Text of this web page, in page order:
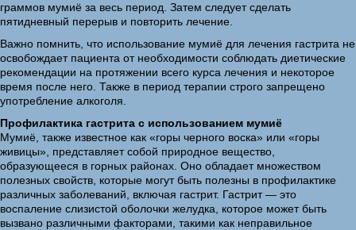
граммов мумиё за весь период. Затем следует сделать
пятидневный перерыв и повторить лечение.
Важно помнить, что использование мумиё для лечения гастрита не
освобождает пациента от необходимости соблюдать диетические
рекомендации на протяжении всего курса лечения и некоторое
время после него. Также в период терапии строго запрещено
употребление алкоголя.
Профилактика гастрита с использованием мумиё
Мумиё, также известное как «горы черного воска» или «горы
живицы», представляет собой природное вещество,
образующееся в горных районах. Оно обладает множеством
полезных свойств, которые могут быть полезны в профилактике
различных заболеваний, включая гастрит. Гастрит — это
воспаление слизистой оболочки желудка, которое может быть
вызвано различными факторами, такими как неправильное